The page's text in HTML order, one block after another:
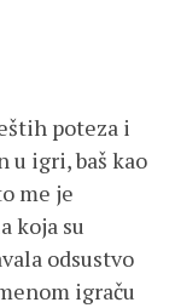
poteza i
u igri, baš kao
me je
koja su
odsustvo
igraču